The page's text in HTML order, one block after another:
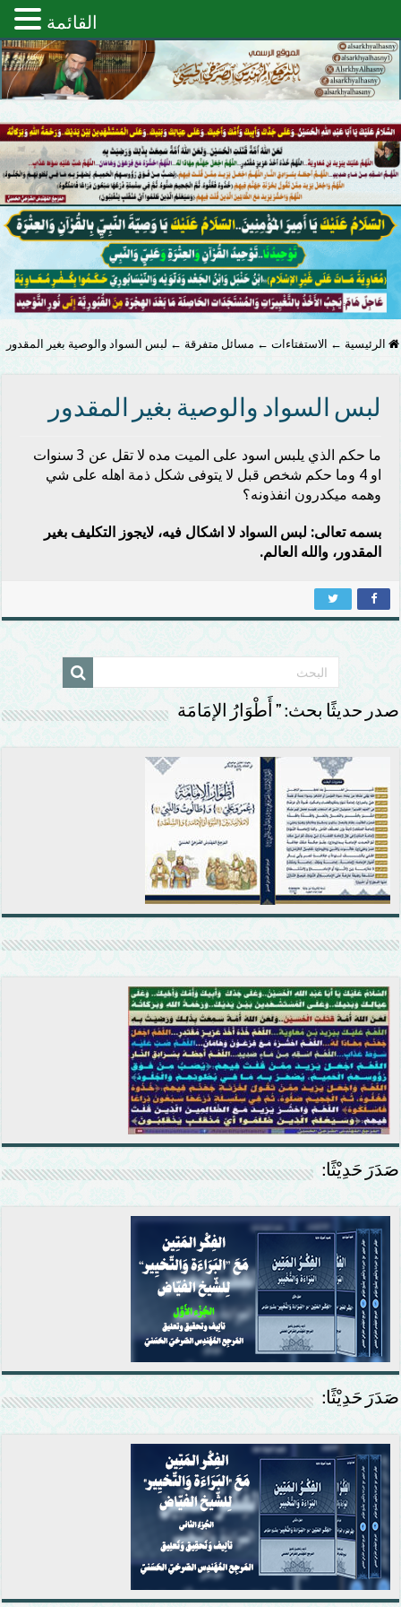
الرئيسية ← الاستفتاءات ← مسائل متفرقة ← لبس السواد والوصية بغير المقدور
لبس السواد والوصية بغير المقدور
ما حكم الذي يلبس اسود على الميت مده لا تقل عن 3 سنوات
او 4 وما حكم شخص قبل لا يتوفى شكل ذمة اهله على شي
وهمه ميكدرون انفذونه؟
بسمه تعالى: لبس السواد لا اشكال فيه، لايجوز التكليف بغير
المقدور، والله العالم.
صدر حديثًا بحث: ” أَطْوَارُ الإمَامَة
صَدَرَ حَدِيْثًا:
صَدَرَ حَدِيْثًا:
القائمة